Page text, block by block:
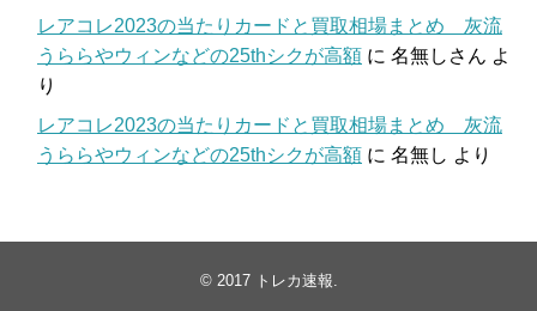
レアコレ2023の当たりカードと買取相場まとめ 灰流
うららやウィンなどの25thシクが高額 に 名無しさん よ
り
レアコレ2023の当たりカードと買取相場まとめ 灰流
うららやウィンなどの25thシクが高額 に 名無し より
© 2017 トレカ速報.